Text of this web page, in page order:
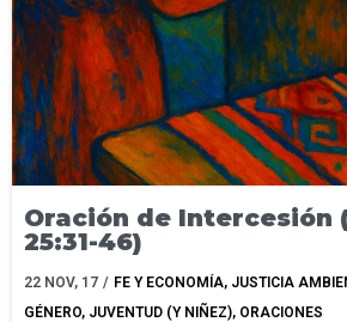
Oración de Intercesión
25:31-46)
22 NOV, 17 / FE Y ECONOMÍA JUSTICIA
GÉNERO JUVENTUD (Y NIÑEZ) ORACIONES